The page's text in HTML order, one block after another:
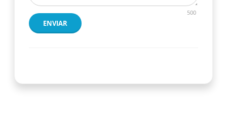
500
ENVIAR